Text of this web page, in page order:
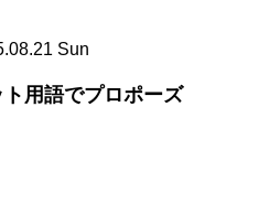
Sun
ト用語でプロポーズ